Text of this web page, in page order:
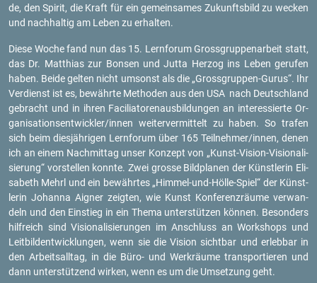
de, den Spi­rit, die Kraft für ein ge­mein­sa­mes Zu­kunfts­bild zu we­cken
und nach­hal­tig am Leben zu er­hal­ten.
Diese Woche fand nun das 15. Lern­fo­rum Gross­grup­pen­ar­beit statt,
das Dr. Mat­thi­as zur Bon­sen und Jutta Her­zog ins Leben ge­ru­fen
haben. Beide gel­ten nicht um­sonst als die „Gross­grup­pen-Gu­rus“. Ihr
Ver­dienst ist es, be­währ­te Me­tho­den aus den USA nach Deutsch­land
ge­bracht und in ihren Fa­ci­lia­to­ren­aus­bil­dun­gen an in­ter­es­sier­te Or­
ga­ni­sa­ti­ons­ent­wick­ler/innen wei­ter­ver­mit­telt zu haben. So tra­fen
sich beim dies­jäh­ri­gen Lern­fo­rum über 165 Teil­neh­mer/innen, denen
ich an einem Nach­mit­tag unser Kon­zept von „Kunst-Vi­si­on-Vi­sio­na­li­
sie­rung“ vor­stel­len konn­te. Zwei gros­se Bild­pla­nen der Künst­le­rin Eli­
sa­beth Mehrl und ein be­währ­tes „Him­mel-und-Höl­le-Spiel“ der Künst­
le­rin Jo­han­na Ai­gner zeig­ten, wie Kunst Kon­fe­renz­räu­me ver­wan­
deln und den Ein­stieg in ein Thema un­ter­stüt­zen kön­nen. Be­son­ders
hilf­reich sind Vi­sio­na­li­sie­run­gen im An­schluss an Work­shops und
Leit­bild­ent­wick­lun­gen, wenn sie die Vi­si­on sicht­bar und er­leb­bar in
den Ar­beits­all­tag, in die Büro- und Werk­räu­me trans­por­tie­ren und
dann un­ter­stüt­zend wir­ken, wenn es um die Um­set­zung geht.